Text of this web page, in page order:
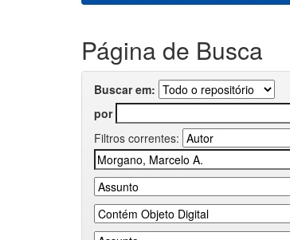
Página de Busca
Buscar em:
por
Filtros correntes: